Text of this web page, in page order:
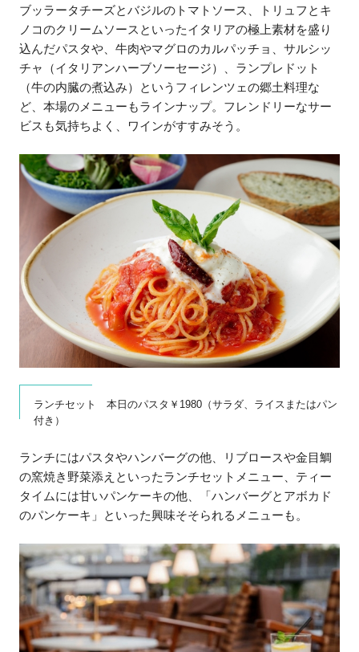
ブッラータチーズとバジルのトマトソース、トリュフとキ
ノコのクリームソースといったイタリアの極上素材を盛り
込んだパスタや、牛肉やマグロのカルパッチョ、サルシッ
チャ（イタリアンハーブソーセージ）、ランプレドット
（牛の内臓の煮込み）というフィレンツェの郷土料理な
ど、本場のメニューもラインナップ。フレンドリーなサー
ビスも気持ちよく、ワインがすすみそう。
ランチセット 本日のパスタ￥1980（サラダ、ライスまたはパン
付き）
ランチにはパスタやハンバーグの他、リブロースや金目鯛
の窯焼き野菜添えといったランチセットメニュー、ティー
タイムには甘いパンケーキの他、「ハンバーグとアボカド
のパンケーキ」といった興味そそられるメニューも。